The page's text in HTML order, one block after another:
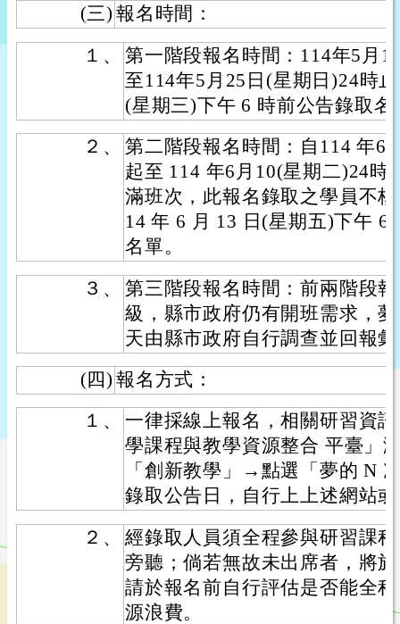
(三) 報名時間：
１、
第一階段報名時間：114年5月
至114年5月25日(星期日)24時
(星期三)下午 6 時前公告錄取名
２、
第二階段報名時間：自114 年6
起至 114 年6月10(星期二)24時
滿班次，此報名錄取之學員不
14 年 6 月 13 日(星期五)下午 6
名單。
３、
第三階段報名時間：前兩階段
級，縣市政府仍有開班需求，
天由縣市政府自行調查並回報
(四) 報名方式：
１、
一律採線上報名，相關研習資
學課程與教學資源整合 平臺」
「創新教學」→點選「夢的 N
錄取公告日，自行上上述網站
２、
經錄取人員須全程參與研習課
旁聽；倘若無故未出席者，將
請於報名前自行評估是否能全
源浪費。